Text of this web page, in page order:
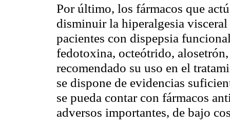
Por último, los fármacos que
disminuir la hiperalgesia
pacientes con dispepsia
fedotoxina, octeótrido,
recomendado su uso en el
se dispone de evidencias
se pueda contar con fármacos
adversos importantes, de bajo